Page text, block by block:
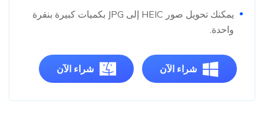
يمكنك تحويل صور HEIC إلى JPG بكميات كبيرة بنقرة
واحدة.
شراء الآن شراء الآن